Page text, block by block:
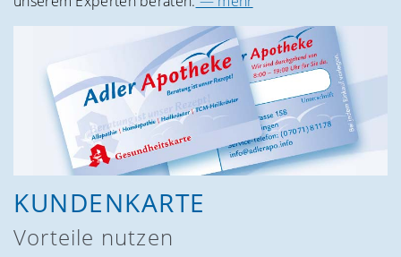
KUNDEN­KARTE
Vorteile nutzen